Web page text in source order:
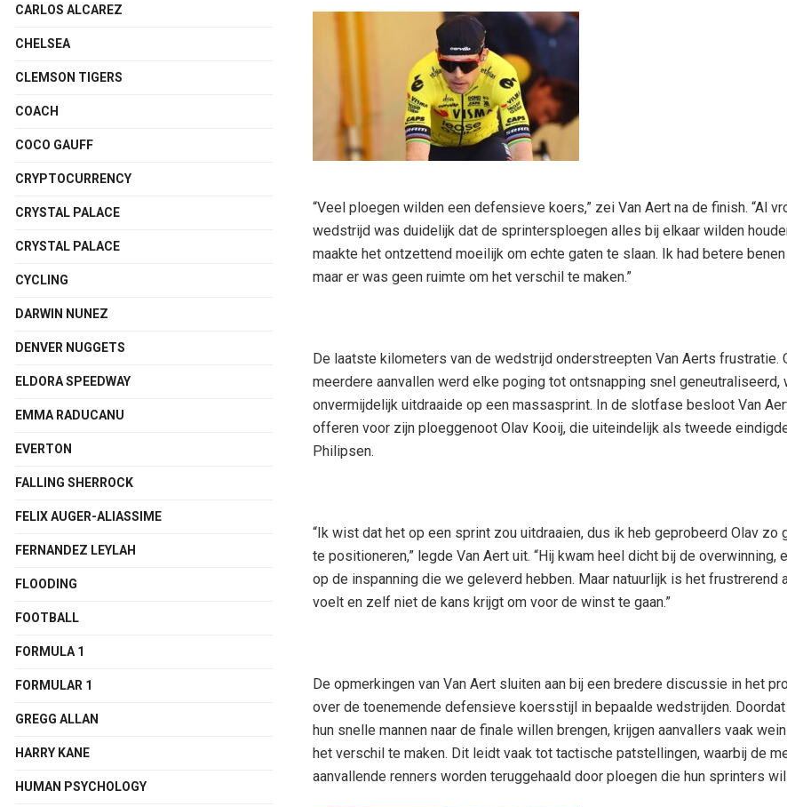
“Veel ploegen wilden een defensieve koers,” zei Van Aert na de finish. “Al
wedstrijd was duidelijk dat de sprintersploegen alles bij elkaar wilden
maakte het ontzettend moeilijk om echte gaten te slaan. Ik had betere
maar er was geen ruimte om het verschil te maken.”
De laatste kilometers van de wedstrijd onderstreepten Van Aerts frustratie.
meerdere aanvallen werd elke poging tot ontsnapping snel geneutraliseerd,
onvermijdelijk uitdraaide op een massasprint. In de slotfase besloot Van
offeren voor zijn ploeggenoot Olav Kooij, die uiteindelijk als tweede
Philipsen.
“Ik wist dat het op een sprint zou uitdraaien, dus ik heb geprobeerd Olav zo
te positioneren,” legde Van Aert uit. “Hij kwam heel dicht bij de overwinning,
op de inspanning die we geleverd hebben. Maar natuurlijk is het frustrerend
voelt en zelf niet de kans krijgt om voor de winst te gaan.”
De opmerkingen van Van Aert sluiten aan bij een bredere discussie in het
over de toenemende defensieve koersstijl in bepaalde wedstrijden.
hun snelle mannen naar de finale willen brengen, krijgen aanvallers vaak
het verschil te maken. Dit leidt vaak tot tactische patstellingen, waarbij de
aanvallende renners worden teruggehaald door ploegen die hun sprinters
CARLOS ALCAREZ
CHELSEA
CLEMSON TIGERS
COACH
COCO GAUFF
CRYPTOCURRENCY
CRYSTAL PALACE
CRYSTAL PALACE
CYCLING
DARWIN NUNEZ
DENVER NUGGETS
ELDORA SPEEDWAY
EMMA RADUCANU
EVERTON
FALLING SHERROCK
FELIX AUGER-ALIASSIME
FERNANDEZ LEYLAH
FLOODING
FOOTBALL
FORMULA 1
FORMULAR 1
GREGG ALLAN
HARRY KANE
HUMAN PSYCHOLOGY